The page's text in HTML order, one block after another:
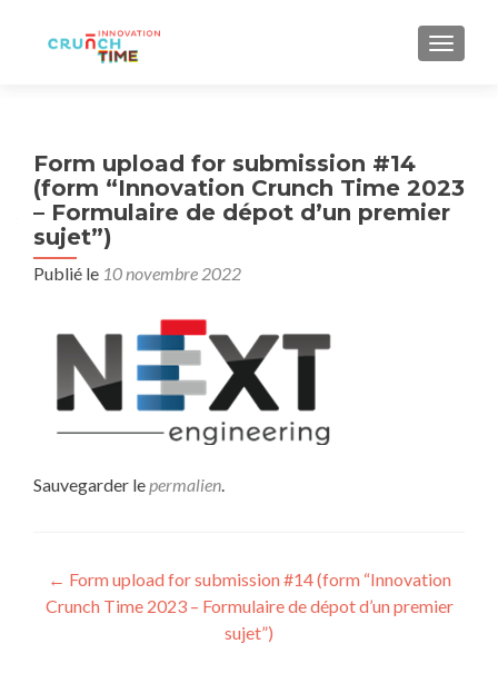
Form upload for submission #14
(form “Innovation Crunch Time 2023
– Formulaire de dépot d’un premier
sujet”)
Publié le 10 novembre 2022
Sauvegarder lepermalien.
Navigation
des
← Form upload for submission #14 (form “Innovation
Crunch Time 2023 – Formulaire de dépot d’un premier
sujet”)